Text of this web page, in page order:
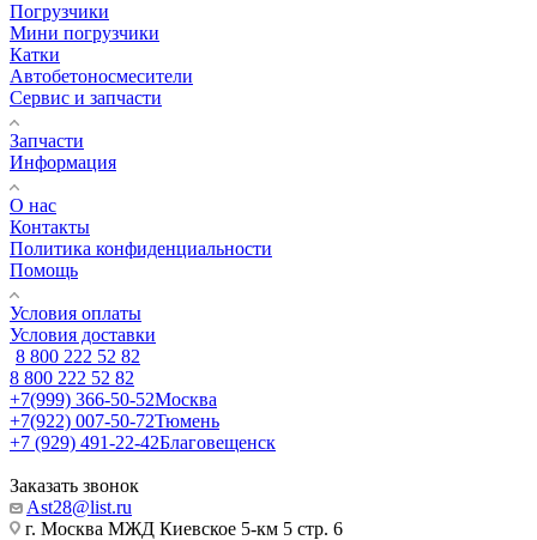
Погрузчики
Мини погрузчики
Катки
Автобетоносмесители
Сервис и запчасти
Запчасти
Информация
О нас
Контакты
Политика конфиденциальности
Помощь
Условия оплаты
Условия доставки
8 800 222 52 82
8 800 222 52 82
+7(999) 366-50-52Москва
+7(922) 007-50-72Тюмень
+7 (929) 491-22-42Благовещенск
Заказать звонок
Ast28@list.ru
г. Москва МЖД Киевское 5-км 5 стр. 6